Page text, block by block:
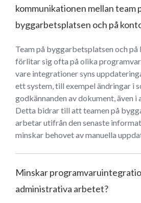
kommunikationen mellan team
byggarbetsplatsen och på
Team på byggarbetsplatsen och
förlitar sig ofta på olika
vare integrationer syns
ett system, till exempel ändringar i
godkännanden av dokument, även i
Detta bidrar till att teamen på
arbetar utifrån den senaste
minskar behovet av manuella
Minskar
administrativa arbetet?